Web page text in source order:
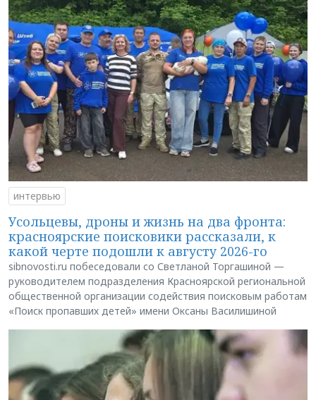
интервью
Усольцевы, дроны и жизнь на два фронта:
красноярские поисковики рассказали, к
какой черте подошли к августу 2026-го
sibnovosti.ru побеседовали со Светланой Торгашиной —
руководителем подразделения Красноярской региональной
общественной организации содействия поисковым работам
«Поиск пропавших детей» имени Оксаны Василишиной